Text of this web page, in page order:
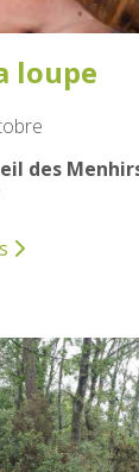
loupe
des